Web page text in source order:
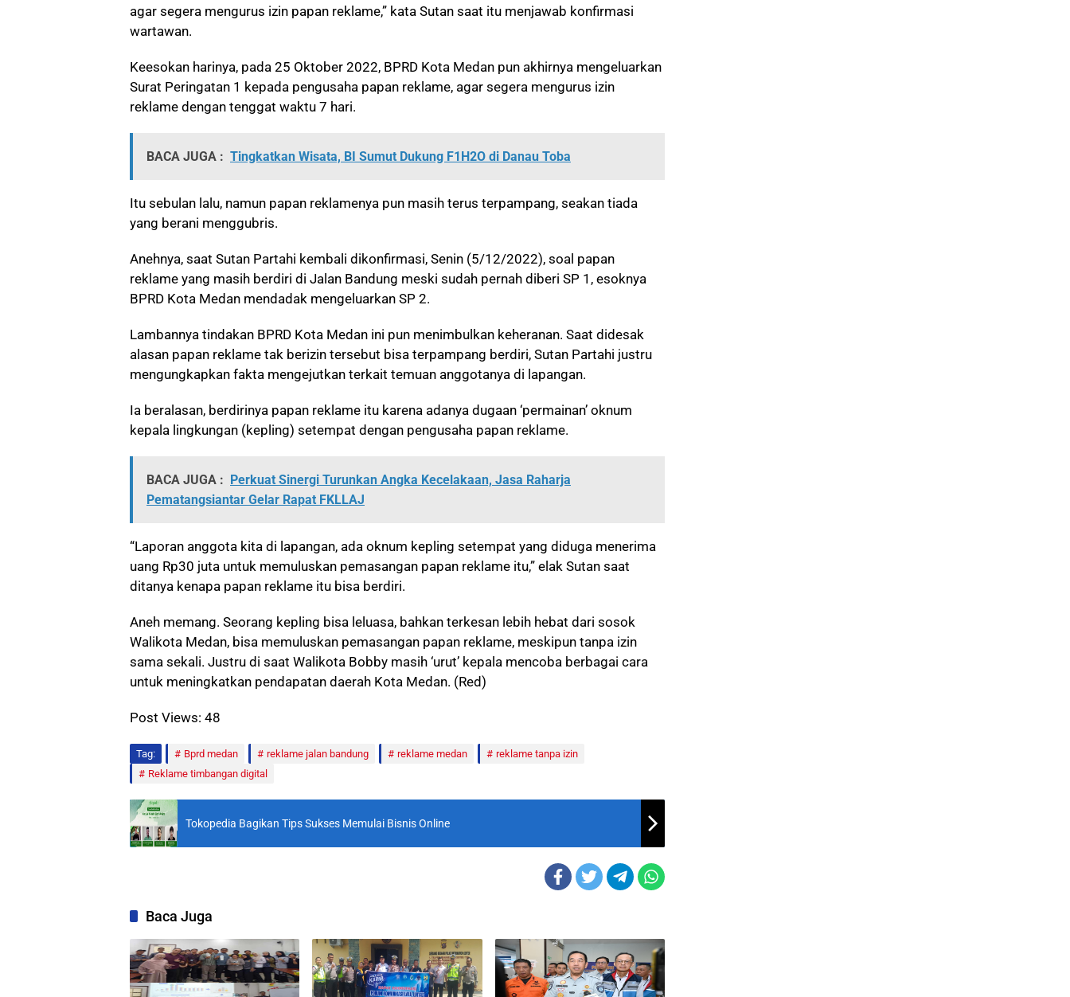
agar segera mengurus izin papan reklame,” kata Sutan saat itu menjawab konfirmasi
wartawan.
Keesokan harinya, pada 25 Oktober 2022, BPRD Kota Medan pun akhirnya mengeluarkan
Surat Peringatan 1 kepada pengusaha papan reklame, agar segera mengurus izin
reklame dengan tenggat waktu 7 hari.
BACA JUGA : Tingkatkan Wisata, BI Sumut Dukung F1H2O di Danau Toba
Itu sebulan lalu, namun papan reklamenya pun masih terus terpampang, seakan tiada
yang berani menggubris.
Anehnya, saat Sutan Partahi kembali dikonfirmasi, Senin (5/12/2022), soal papan
reklame yang masih berdiri di Jalan Bandung meski sudah pernah diberi SP 1, esoknya
BPRD Kota Medan mendadak mengeluarkan SP 2.
Lambannya tindakan BPRD Kota Medan ini pun menimbulkan keheranan. Saat didesak
alasan papan reklame tak berizin tersebut bisa terpampang berdiri, Sutan Partahi justru
mengungkapkan fakta mengejutkan terkait temuan anggotanya di lapangan.
Ia beralasan, berdirinya papan reklame itu karena adanya dugaan ‘permainan’ oknum
kepala lingkungan (kepling) setempat dengan pengusaha papan reklame.
BACA JUGA : Perkuat Sinergi Turunkan Angka Kecelakaan, Jasa Raharja
Pematangsiantar Gelar Rapat FKLLAJ
“Laporan anggota kita di lapangan, ada oknum kepling setempat yang diduga menerima
uang Rp30 juta untuk memuluskan pemasangan papan reklame itu,” elak Sutan saat
ditanya kenapa papan reklame itu bisa berdiri.
Aneh memang. Seorang kepling bisa leluasa, bahkan terkesan lebih hebat dari sosok
Walikota Medan, bisa memuluskan pemasangan papan reklame, meskipun tanpa izin
sama sekali. Justru di saat Walikota Bobby masih ‘urut’ kepala mencoba berbagai cara
untuk meningkatkan pendapatan daerah Kota Medan. (Red)
Post Views: 48
Tag: Bprd medan reklame jalan bandung reklame medan
reklame tanpa izin
Reklame timbangan digital
Tokopedia Bagikan Tips Sukses Memulai Bisnis Online
Baca Juga